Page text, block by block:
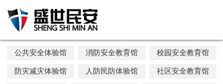
公共安全体验馆 消防安全教育馆 校园安全教育馆
防灾减灾体验馆 人防民防体验馆 社区安全教育馆